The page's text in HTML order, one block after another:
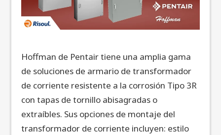
Hoffman de Pentair tiene una amplia gama
de soluciones de armario de transformador
de corriente resistente a la corrosión Tipo 3R
con tapas de tornillo abisagradas o
extraíbles. Sus opciones de montaje del
transformador de corriente incluyen: estilo